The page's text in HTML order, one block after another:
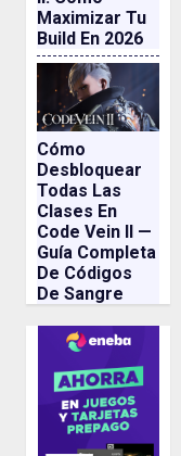
Maximizar Tu
Build En 2026
Cómo
Desbloquear
Todas Las
Clases En
Code Vein II —
Guía Completa
De Códigos
De Sangre